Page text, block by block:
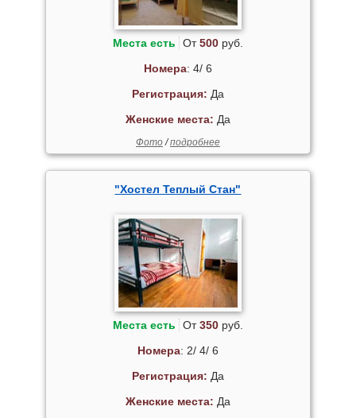
Места есть От500руб.
Номера: 4/ 6
Регистрация: Да
Женские места: Да
Фото/подробнее
"Хостел Теплый Стан"
Места есть От350руб.
Номера: 2/ 4/ 6
Регистрация: Да
Женские места: Да